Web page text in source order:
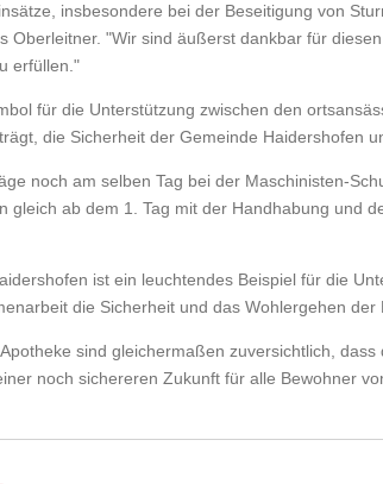
insbesondere bei der Beseitigung von
Oberleitner. "Wir sind äußerst dankbar für
erfüllen."
für die Unterstützung zwischen den
die Sicherheit der Gemeinde Haidershofen
noch am selben Tag bei der Maschinisten-
gleich ab dem 1. Tag mit der Handhabung und
ist ein leuchtendes Beispiel für die
die Sicherheit und das Wohlergehen
sind gleichermaßen zuversichtlich,
noch sichereren Zukunft für alle Bewohner